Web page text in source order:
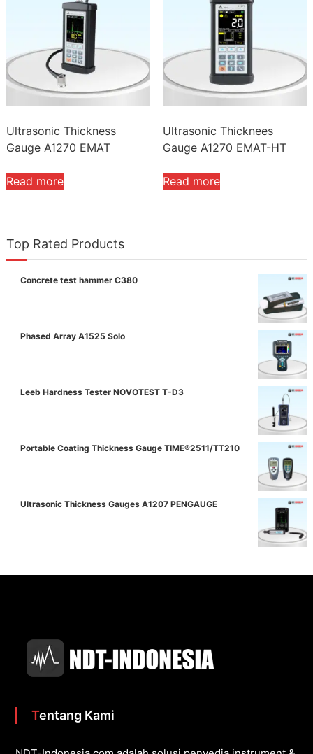
Ultrasonic Thickness
Gauge A1270 EMAT
Read more
Ultrasonic Thicknees
Gauge A1270 EMAT-HT
Read more
Top Rated Products
Concrete test hammer C380
Phased Array A1525 Solo
Leeb Hardness Tester NOVOTEST T-D3
Portable Coating Thickness Gauge TIME®2511/TT210
Ultrasonic Thickness Gauges A1207 PENGAUGE
Tentang Kami